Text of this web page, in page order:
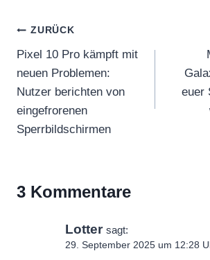
Beitragsnavigation
ZURÜCK
Pixel 10 Pro kämpft mit
neuen Problemen:
Nutzer berichten von
eingefrorenen
Sperrbildschirmen
euer
3 Kommentare
Lotter sagt:
29. September 2025 um 12:28